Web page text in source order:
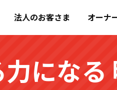
法人のお客さま オーナ
になる